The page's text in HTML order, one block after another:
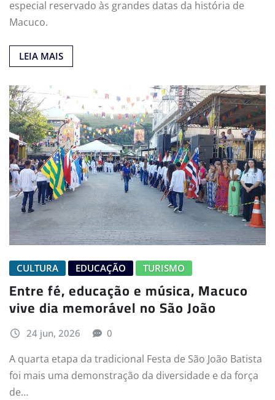
especial reservado às grandes datas da história de
Macuco.
LEIA MAIS
CULTURA EDUCAÇÃO TURISMO
Entre fé, educação e música, Macuco
vive dia memorável no São João
24 jun, 2026 0
A quarta etapa da tradicional Festa de São João Batista
foi mais uma demonstração da diversidade e da força
de…